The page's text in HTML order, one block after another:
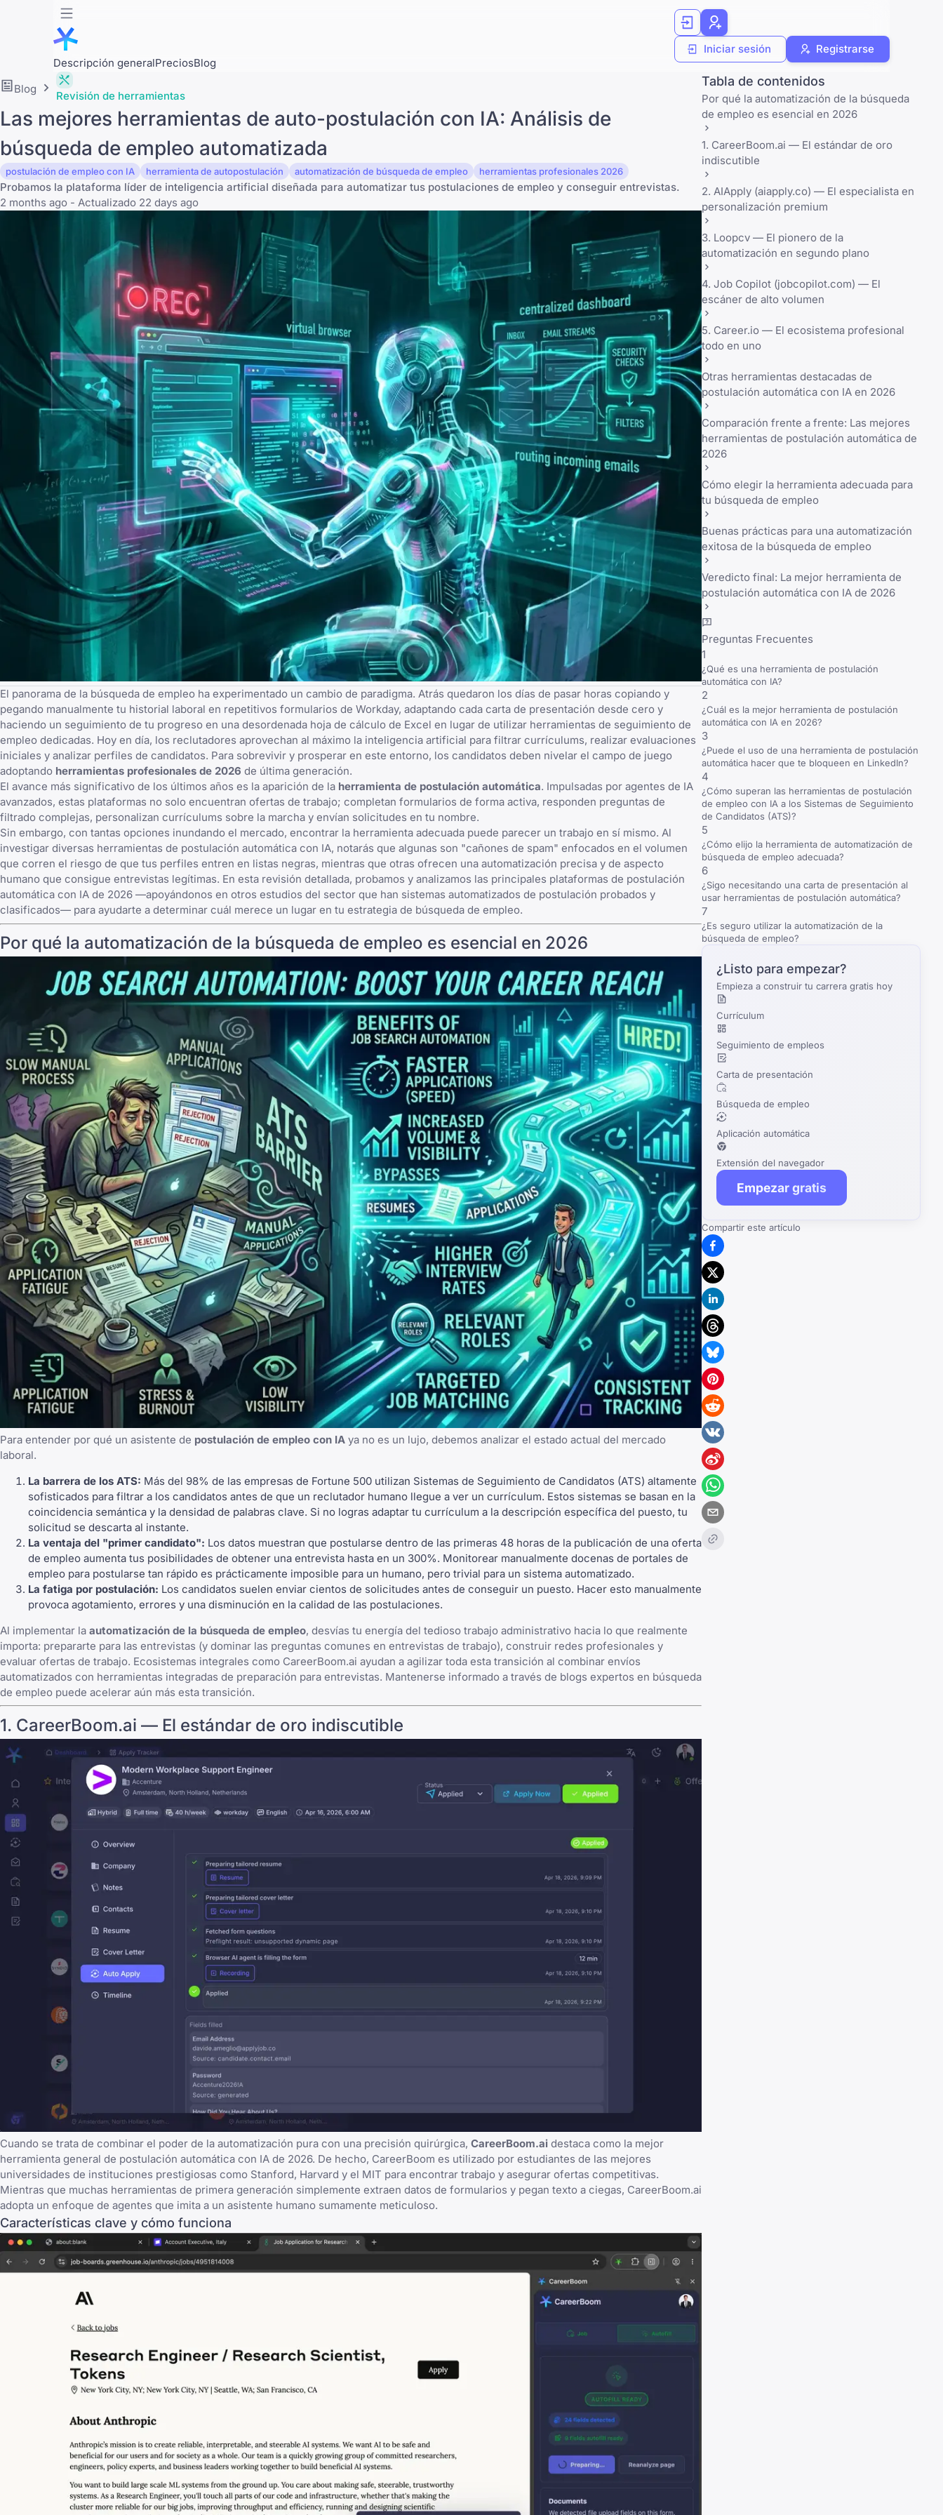
Descripción generalPreciosBlog
Iniciar sesión Registrarse
Blog
Revisión de herramientas
Las mejores herramientas de auto-postulación con IA: Análisis de
búsqueda de empleo automatizada
postulación de empleo con IA herramienta de autopostulación automatización de búsqueda de empleo herramientas profesionales 2026
Probamos la plataforma líder de inteligencia artificial diseñada para automatizar tus postulaciones de empleo y conseguir entrevistas.
2 months ago - Actualizado 22 days ago
El panorama de la búsqueda de empleo ha experimentado un cambio de paradigma. Atrás quedaron los días de pasar horas copiando y
pegando manualmente tu historial laboral en repetitivos formularios de Workday, adaptando cada carta de presentación desde cero y
haciendo un seguimiento de tu progreso en una desordenada hoja de cálculo de Excel en lugar de utilizar herramientas de seguimiento de
empleo dedicadas. Hoy en día, los reclutadores aprovechan al máximo la inteligencia artificial para filtrar currículums, realizar evaluaciones
iniciales y analizar perfiles de candidatos. Para sobrevivir y prosperar en este entorno, los candidatos deben nivelar el campo de juego
adoptando herramientas profesionales de 2026 de última generación.
El avance más significativo de los últimos años es la aparición de la herramienta de postulación automática. Impulsadas por agentes de IA
avanzados, estas plataformas no solo encuentran ofertas de trabajo; completan formularios de forma activa, responden preguntas de
filtrado complejas, personalizan currículums sobre la marcha y envían solicitudes en tu nombre.
Sin embargo, con tantas opciones inundando el mercado, encontrar la herramienta adecuada puede parecer un trabajo en sí mismo. Al
investigar diversas herramientas de postulación automática con IA, notarás que algunas son "cañones de spam" enfocados en el volumen
que corren el riesgo de que tus perfiles entren en listas negras, mientras que otras ofrecen una automatización precisa y de aspecto
humano que consigue entrevistas legítimas. En esta revisión detallada, probamos y analizamos las principales plataformas de postulación
automática con IA de 2026 —apoyándonos en otros estudios del sector que han sistemas automatizados de postulación probados y
clasificados— para ayudarte a determinar cuál merece un lugar en tu estrategia de búsqueda de empleo.
Por qué la automatización de la búsqueda de empleo es esencial en 2026
Para entender por qué un asistente de postulación de empleo con IA ya no es un lujo, debemos analizar el estado actual del mercado
laboral.
La barrera de los ATS: Más del 98% de las empresas de Fortune 500 utilizan Sistemas de Seguimiento de Candidatos (ATS) altamente
sofisticados para filtrar a los candidatos antes de que un reclutador humano llegue a ver un currículum. Estos sistemas se basan en la
coincidencia semántica y la densidad de palabras clave. Si no logras adaptar tu currículum a la descripción específica del puesto, tu
solicitud se descarta al instante.
La ventaja del "primer candidato": Los datos muestran que postularse dentro de las primeras 48 horas de la publicación de una oferta
de empleo aumenta tus posibilidades de obtener una entrevista hasta en un 300%. Monitorear manualmente docenas de portales de
empleo para postularse tan rápido es prácticamente imposible para un humano, pero trivial para un sistema automatizado.
La fatiga por postulación: Los candidatos suelen enviar cientos de solicitudes antes de conseguir un puesto. Hacer esto manualmente
provoca agotamiento, errores y una disminución en la calidad de las postulaciones.
Al implementar la automatización de la búsqueda de empleo, desvías tu energía del tedioso trabajo administrativo hacia lo que realmente
importa: prepararte para las entrevistas (y dominar las preguntas comunes en entrevistas de trabajo), construir redes profesionales y
evaluar ofertas de trabajo. Ecosistemas integrales como CareerBoom.ai ayudan a agilizar toda esta transición al combinar envíos
automatizados con herramientas integradas de preparación para entrevistas. Mantenerse informado a través de blogs expertos en búsqueda
de empleo puede acelerar aún más esta transición.
1. CareerBoom.ai — El estándar de oro indiscutible
Cuando se trata de combinar el poder de la automatización pura con una precisión quirúrgica, CareerBoom.ai destaca como la mejor
herramienta general de postulación automática con IA de 2026. De hecho, CareerBoom es utilizado por estudiantes de las mejores
universidades de instituciones prestigiosas como Stanford, Harvard y el MIT para encontrar trabajo y asegurar ofertas competitivas.
Mientras que muchas herramientas de primera generación simplemente extraen datos de formularios y pegan texto a ciegas, CareerBoom.ai
adopta un enfoque de agentes que imita a un asistente humano sumamente meticuloso.
Características clave y cómo funciona
Tabla de contenidos
Por qué la automatización de la búsqueda
de empleo es esencial en 2026
1. CareerBoom.ai — El estándar de oro
indiscutible
2. AIApply (aiapply.co) — El especialista en
personalización premium
3. Loopcv — El pionero de la
automatización en segundo plano
4. Job Copilot (jobcopilot.com) — El
escáner de alto volumen
5. Career.io — El ecosistema profesional
todo en uno
Otras herramientas destacadas de
postulación automática con IA en 2026
Comparación frente a frente: Las mejores
herramientas de postulación automática de
2026
Cómo elegir la herramienta adecuada para
tu búsqueda de empleo
Buenas prácticas para una automatización
exitosa de la búsqueda de empleo
Veredicto final: La mejor herramienta de
postulación automática con IA de 2026
Preguntas Frecuentes
1
¿Qué es una herramienta de postulación
automática con IA?
2
¿Cuál es la mejor herramienta de postulación
automática con IA en 2026?
3
¿Puede el uso de una herramienta de postulación
automática hacer que te bloqueen en LinkedIn?
4
¿Cómo superan las herramientas de postulación
de empleo con IA a los Sistemas de Seguimiento
de Candidatos (ATS)?
5
¿Cómo elijo la herramienta de automatización de
búsqueda de empleo adecuada?
6
¿Sigo necesitando una carta de presentación al
usar herramientas de postulación automática?
7
¿Es seguro utilizar la automatización de la
búsqueda de empleo?
¿Listo para empezar?
Empieza a construir tu carrera gratis hoy
Currículum
Seguimiento de empleos
Carta de presentación
Búsqueda de empleo
Aplicación automática
Extensión del navegador
Empezar gratis
Compartir este artículo